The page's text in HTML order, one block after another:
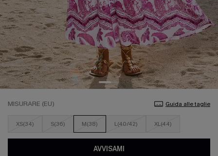
MISURARE (EU) Guida alle taglie
XS(34) S(36) M(38) L(40/42) XL(44)
AVVISAMI